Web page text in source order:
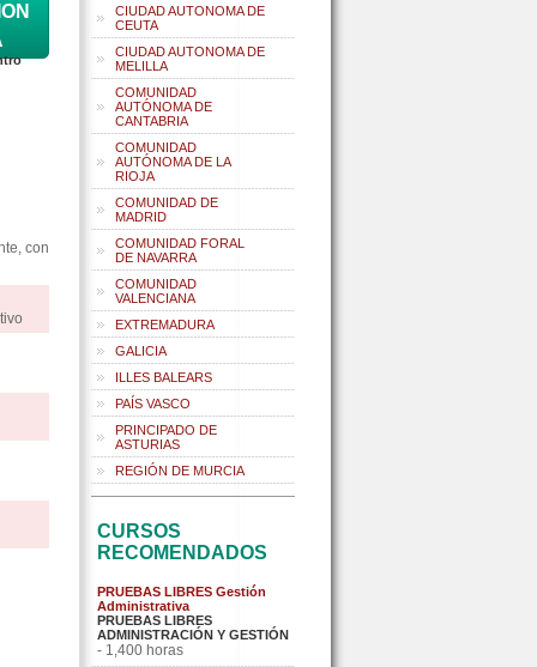
con
CIUDAD AUTONOMA DE
CEUTA
CIUDAD AUTONOMA DE
MELILLA
COMUNIDAD
AUTÓNOMA DE
CANTABRIA
COMUNIDAD
AUTÓNOMA DE LA
RIOJA
COMUNIDAD DE
MADRID
COMUNIDAD FORAL
DE NAVARRA
COMUNIDAD
VALENCIANA
EXTREMADURA
GALICIA
ILLES BALEARS
PAÍS VASCO
PRINCIPADO DE
ASTURIAS
REGIÓN DE MURCIA
CURSOS
RECOMENDADOS
PRUEBAS LIBRES Gestión
Administrativa
PRUEBAS LIBRES
ADMINISTRACIÓN Y GESTIÓN
- 1,400 horas